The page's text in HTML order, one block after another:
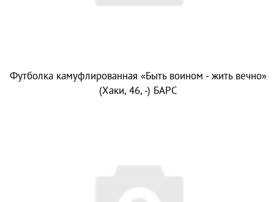
Футболка камуфлированная «Быть воином - жить вечно»
(Хаки, 46, -) БАРС